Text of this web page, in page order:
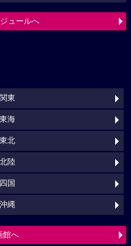
ュールへ
関東
東海
東北
北陸
四国
沖縄
館へ